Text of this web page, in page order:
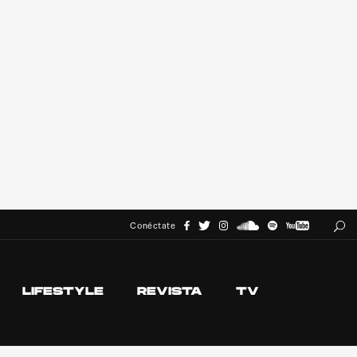
Conéctate
LIFESTYLE REVISTA TV